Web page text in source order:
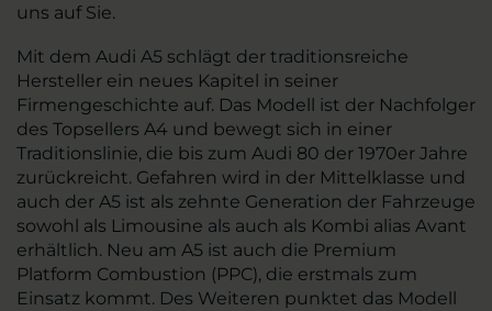
uns auf Sie.
Mit dem Audi A5 schlägt der traditionsreiche
Hersteller ein neues Kapitel in seiner
Firmengeschichte auf. Das Modell ist der Nachfolger
des Topsellers A4 und bewegt sich in einer
Traditionslinie, die bis zum Audi 80 der 1970er Jahre
zurückreicht. Gefahren wird in der Mittelklasse und
auch der A5 ist als zehnte Generation der Fahrzeuge
sowohl als Limousine als auch als Kombi alias Avant
erhältlich. Neu am A5 ist auch die Premium
Platform Combustion (PPC), die erstmals zum
Einsatz kommt. Des Weiteren punktet das Modell